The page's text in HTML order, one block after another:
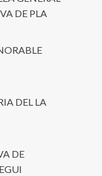
DE PLA
DEL LA
DE